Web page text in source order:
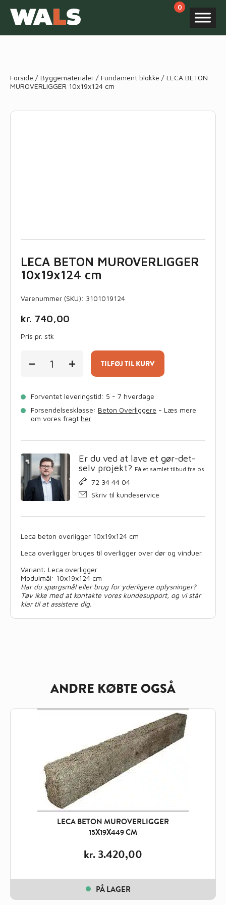
Forside / Byggematerialer / Fundament blokke / LECA BETON
MUROVERLIGGER 10x19x124 cm
LECA BETON MUROVERLIGGER
10x19x124 cm
Varenummer (SKU): 3101019124
kr. 740,00
Pris pr. stk
-
BETON
antal
+ TILFØJ TIL KURV
Forventet leveringstid: 5 - 7 hverdage
Forsendelsesklasse: Beton Overliggere - Læs mere
om vores fragt her
Er du ved at lave et gør-det-
selv projekt? Få et samlet tilbud fra os
72 34 44 04
Skriv til kundeservice
Leca beton overligger 10x19x124 cm
Leca overligger bruges til overligger over dør og vinduer.
Variant: Leca overligger
Modulmål: 10x19x124 cm
Har du spørgsmål eller brug for yderligere oplysninger?
Tøv ikke med at kontakte vores kundesupport, og vi står
klar til at assistere dig.
ANDRE KØBTE OGSÅ
LECA BETON MUROVERLIGGER
15X19X449 CM
kr.3.420,00
PÅ LAGER